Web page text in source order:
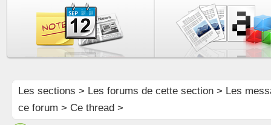
Les sections > Les forums de cette section> Les
ce forum > Ce thread >